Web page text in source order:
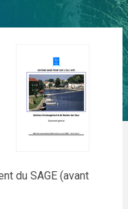
du SAGE (avant